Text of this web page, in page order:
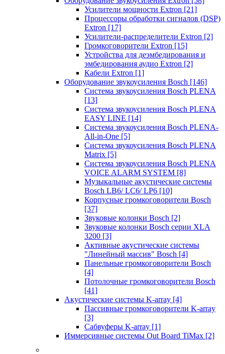
Усилители мощности Extron [21]
Процессоры обработки сигналов (DSP)
Extron [17]
Усилители-распределители Extron [2]
Громкоговорители Extron [15]
Устройства для деэмбедирования и
эмбедирования аудио Extron [2]
Кабели Extron [1]
Оборудование звукоусиления Bosch [146]
Система звукоусиления Bosch PLENA
[13]
Система звукоусиления Bosch PLENA
EASY LINE [14]
Система звукоусиления Bosch PLENA-
All-in-One [5]
Система звукоусиления Bosch PLENA
Matrix [5]
Система звукоусиления Bosch PLENA
VOICE ALARM SYSTEM [8]
Музыкальные акустические системы
Bosch LB6/ LC6/ LP6 [10]
Корпусные громкоговорители Bosch
[37]
Звуковые колонки Bosch [2]
Звуковые колонки Bosch серии XLA
3200 [3]
Активные акустические системы
"Линейный массив" Bosch [4]
Панельные громкоговорители Bosch
[4]
Потолочные громкоговорители Bosch
[41]
Акустические системы K-array [4]
Пассивные громкоговорители K-array
[3]
Сабвуферы K-array [1]
Иммерсивные системы Out Board TiMax [2]